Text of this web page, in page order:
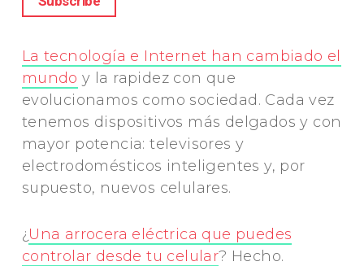
La tecnología e Internet han cambiado el
mundo y la rapidez con que
evolucionamos como sociedad. Cada vez
tenemos dispositivos más delgados y con
mayor potencia: televisores y
electrodomésticos inteligentes y, por
supuesto, nuevos celulares.
¿ Una arrocera eléctrica que puedes
controlar desde tu celular? Hecho.